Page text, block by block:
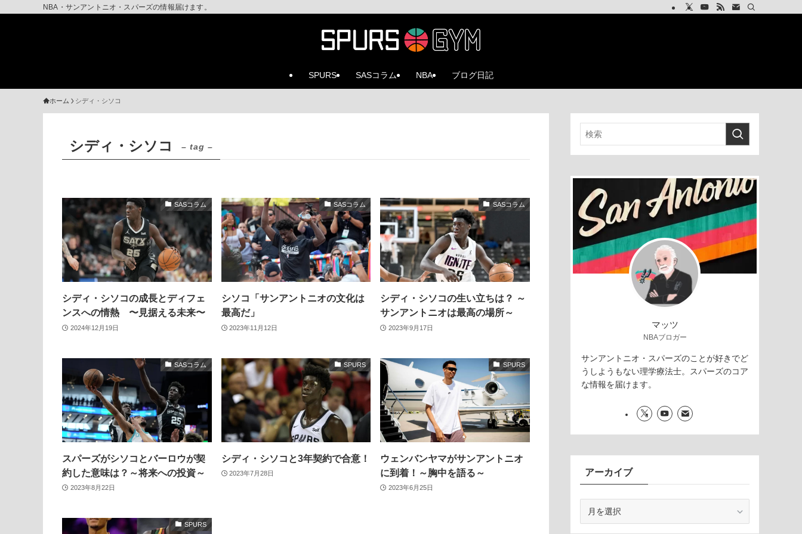
NBA・サンアントニオ・スパーズの情報届けます。
SPURS SASコラム NBA ブログ日記
ホーム シディ・シソコ
シディ・シソコ – tag –
SASコラム
シディ・シソコの成長とディフェ
ンスへの情熱 〜見据える未来〜
2024年12月19日
SASコラム
シソコ「サンアントニオの文化は
最高だ」
2023年11月12日
SASコラム
シディ・シソコの生い立ちは？ ～
サンアントニオは最高の場所～
2023年9月17日
SASコラム
スパーズがシソコとバーロウが契
約した意味は？～将来への投資～
2023年8月22日
SPURS
シディ・シソコと3年契約で合意！
2023年7月28日
SPURS
ウェンバンヤマがサンアントニオ
に到着！～胸中を語る～
2023年6月25日
SPURS
マッツ
NBAブロガー
サンアントニオ・スパーズのことが好きでど
うしようもない理学療法士。スパーズのコア
な情報を届けます。
アーカイブ